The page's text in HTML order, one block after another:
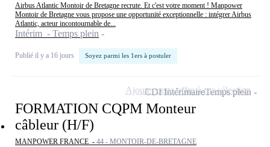
Airbus Atlantic Montoir de Bretagne recrute. Et c'est votre moment ! Manpower
Montoir de Bretagne vous propose une opportunité exceptionnelle : intégrer Airbus
Atlantic, acteur incontournable de...
Intérim - Temps plein
Publié il y a 16 jours Soyez parmi les 1ers à postuler
FORMATION CQPM Monteur
câbleur (H/F)
MANPOWER FRANCE - 44 - MONTOIR-DE-BRETAGNE
CDI IntérimaireTemps plein
Ajouter cette offre à ma sélection